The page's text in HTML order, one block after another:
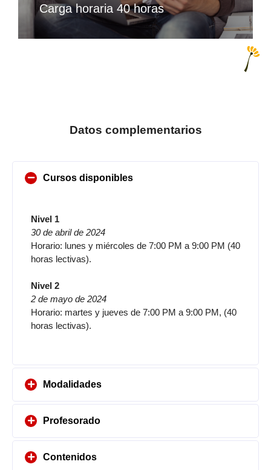
Carga horaria 40 horas
Datos complementarios
Cursos disponibles
Nivel 1
30 de abril de 2024
Horario: lunes y miércoles de 7:00 PM a 9:00 PM (40
horas lectivas).
Nivel 2
2 de mayo de 2024
Horario: martes y jueves de 7:00 PM a 9:00 PM, (40
horas lectivas).
Modalidades
Profesorado
Contenidos